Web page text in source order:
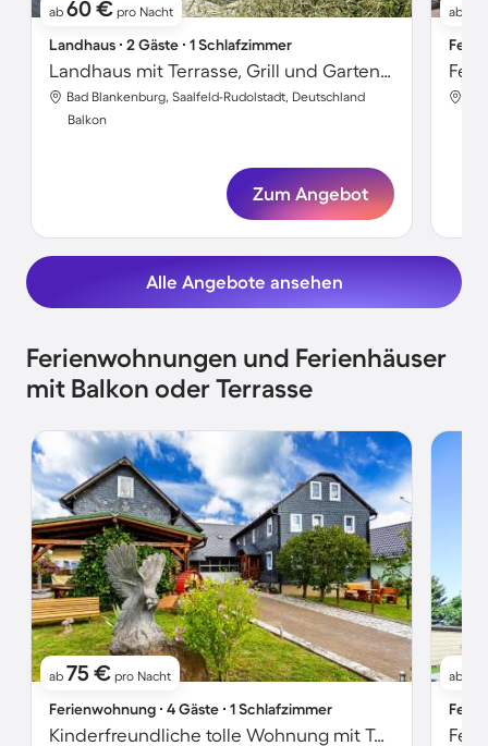
ab 60 € pro Nacht
Landhaus ∙ 2 Gäste ∙ 1 Schlafzimmer
Landhaus mit Terrasse, Grill und Garten | Gartenblick
Bad Blankenburg, Saalfeld-Rudolstadt, Deutschland
Balkon
Zum Angebot
ab
Alle Angebote ansehen
Ferienwohnungen und Ferienhäuser
mit Balkon oder Terrasse
ab 75 € pro Nacht
Ferienwohnung ∙ 4 Gäste ∙ 1 Schlafzimmer
Kinderfreundliche tolle Wohnung mit Terrasse und Grill | Bergblick
ab